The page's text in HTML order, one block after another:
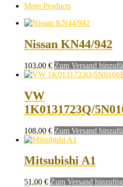
More Products
Nissan KN44/942
103,00 € Zum Versand
VW
1K0131723Q/
108,00 € Zum Versand
Mitsubishi A1
51,00 € Zum Versand